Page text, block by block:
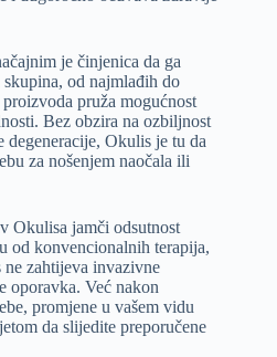
je činjenica da ga
od najmlađih do
pruža mogućnost
Bez obzira na ozbiljnost
degeneracije, Okulis je tu da
za nošenjem naočala ili
Okulisa jamči odsutnost
od konvencionalnih terapija,
zahtijeva invazivne
oporavka. Već nakon
promjene u vašem vidu
da slijedite preporučene